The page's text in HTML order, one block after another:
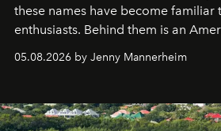
these names have become familiar
enthusiasts. Behind them is an
redefining the codes of
an approach that is as intuitive as it
05.08.2026 by Jenny Mannerheim